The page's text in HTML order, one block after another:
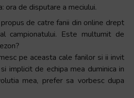
ora de disputare a meciului.
de catre fanii din online drept
campionatului. Este multumit de
pe aceasta cale fanilor si ii invit
implicit de echipa mea duminica in
mea, prefer sa vorbesc dupa